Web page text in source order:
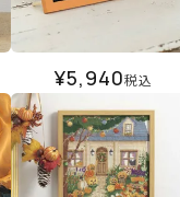
¥5,940税込